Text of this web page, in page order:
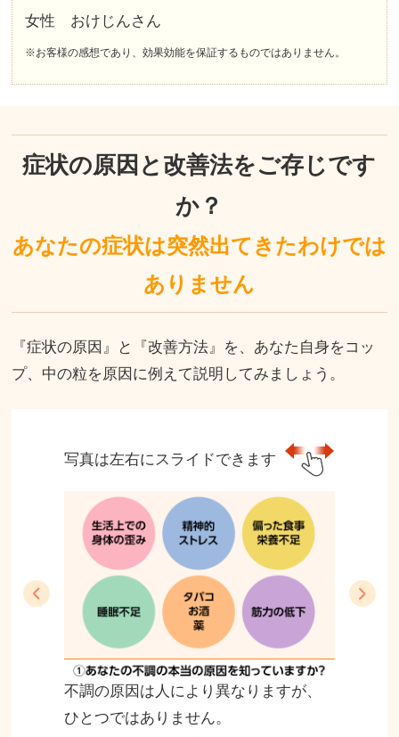
女性 おけじんさん
※お客様の感想であり、効果効能を保証するものではありません。
症状の原因と改善法をご存じです
か？
あなたの症状は突然出てきたわけでは
ありません
『症状の原因』と『改善方法』を、あなた自身をコッ
プ、中の粒を原因に例えて説明してみましょう。
写真は左右にスライドできます
不調の原因は人により異なりますが、
ひとつではありません。